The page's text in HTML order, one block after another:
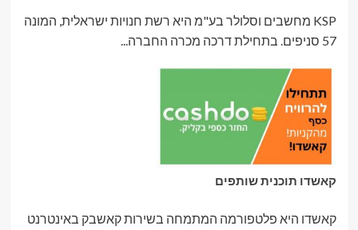
KSP מחשבים וסלולר בע"מ היא רשת חנויות ישראלית, המונה
57 סניפים. בתחילת דרכה מכרה החברה...
קאשדו תוכנית שותפים
קאשדו היא פלטפורמה המתמחה בשירות קאשבק באינטרנט